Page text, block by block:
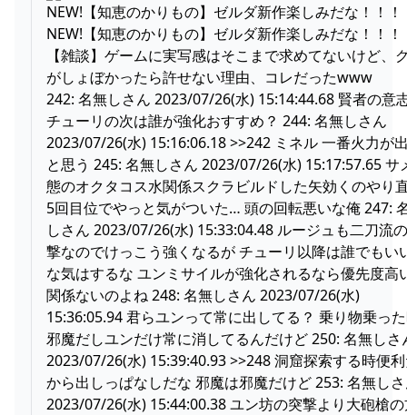
NEW!【知恵のかりもの】ゼルダ新作楽しみだな！！！
NEW!【知恵のかりもの】ゼルダ新作楽しみだな！！！
【雑談】ゲームに実写感はそこまで求めてないけど、
がしょぼかったら許せない理由、コレだったwww
242: 名無しさん 2023/07/26(水) 15:14:44.68 賢者の意
チューリの次は誰が強化おすすめ？ 244: 名無しさん
2023/07/26(水) 15:16:06.18 >>242 ミネル 一番火力が
と思う 245: 名無しさん 2023/07/26(水) 15:17:57.65 サ
態のオクタコス水関係スクラビルドした矢効くのやり
5回目位でやっと気がついた… 頭の回転悪いな俺 247:
しさん 2023/07/26(水) 15:33:04.48 ルージュも二刀流
撃なのでけっこう強くなるが チューリ以降は誰でもい
な気はするな ユンミサイルが強化されるなら優先度高
関係ないのよね 248: 名無しさん 2023/07/26(水)
15:36:05.94 君らユンって常に出してる？ 乗り物乗っ
邪魔だしユンだけ常に消してるんだけど 250: 名無しさ
2023/07/26(水) 15:39:40.93 >>248 洞窟探索する時便
から出しっぱなしだな 邪魔は邪魔だけど 253: 名無し
2023/07/26(水) 15:44:00.38 ユン坊の突撃より大砲槍